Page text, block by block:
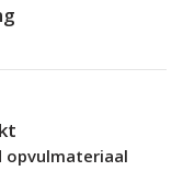
opvulmateriaal